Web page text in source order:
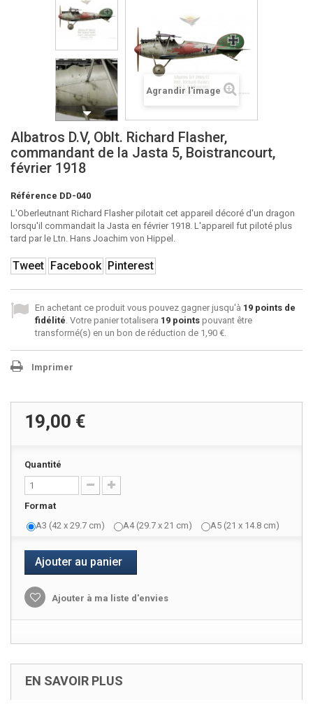
Agrandir l'image
Albatros D.V, Oblt. Richard Flasher,
commandant de la Jasta 5, Boistrancourt,
février 1918
Référence DD-040
L'Oberleutnant Richard Flasher pilotait cet appareil décoré d'un dragon
lorsqu'il commandait la Jasta en février 1918. L'appareil fut piloté plus
tard par le Ltn. Hans Joachim von Hippel.
Tweet Facebook Pinterest
En achetant ce produit vous pouvez gagner jusqu'à 19 points de
fidélité. Votre panier totalisera 19 points pouvant être
transformé(s) en un bon de réduction de 1,90 €.
Imprimer
19,00 €
Quantité
Format
A3 (42 x 29.7 cm)
A4 (29.7 x 21 cm) A5 (21 x 14.8 cm)
Ajouter au panier
Ajouter à ma liste d'envies
EN SAVOIR PLUS